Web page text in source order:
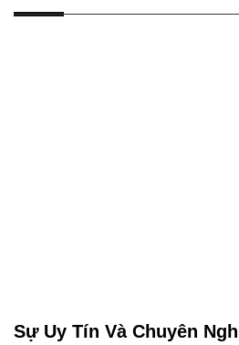
Sự Uy Tín Và Chuyên